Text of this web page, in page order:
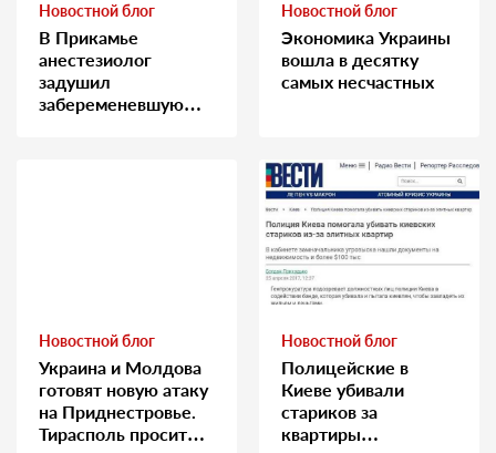
Новостной блог
В Прикамье
анестезиолог
задушил
забеременевшую
Новостной блог
Экономика Украины
вошла в десятку
самых несчастных
Новостной блог
Украина и Молдова
готовят новую атаку
на Приднестровье.
Тирасполь просит
Новостной блог
Полицейские в
Киеве убивали
стариков за
квартиры…